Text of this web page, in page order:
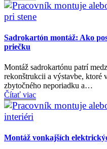
Sadrokartón montáž: Ako
priečku
Montáž sadrokartónu patrí
rekonštrukcii a výstavbe, ktoré
zbytočného neporiadku a…
Čítať viac
Montáž vonkajších